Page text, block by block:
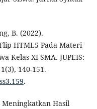
B. (2022).
HTML5 Pada Materi
Kelas XI SMA. JUPEIS:
140-151.
.
Hasil